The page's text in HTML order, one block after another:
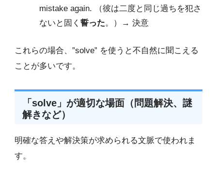
mistake again. （彼は二度と同じ過ちを犯さ
ないと固く 誓った。）→ 決意
これらの場合、”solve” を使うと不自然に聞こえる
ことが多いです。
「solve」が適切な場面（問題解決、謎
解きなど）
明確な答えや解決策が求められる文脈で使われま
す。